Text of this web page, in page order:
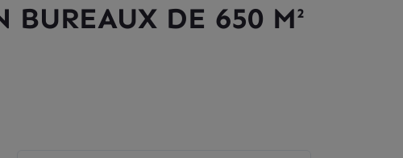
DE 650 M²